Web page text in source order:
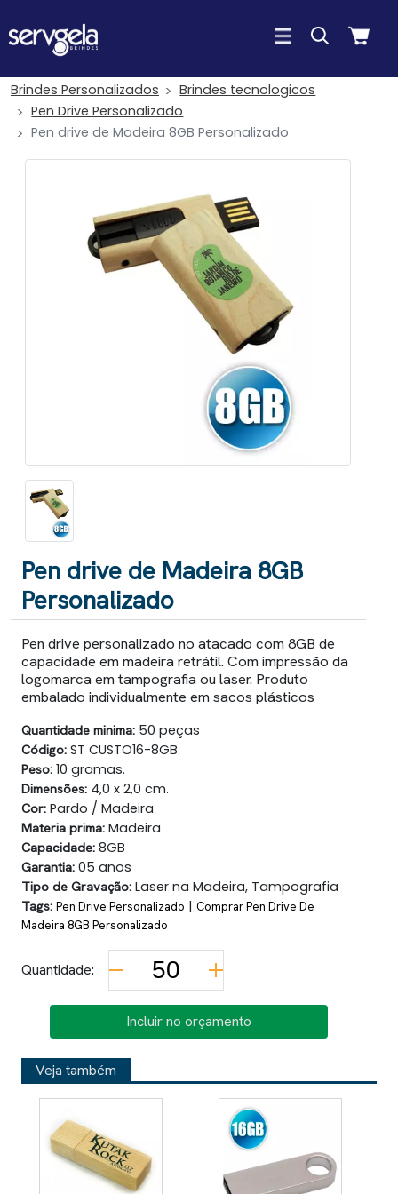
Brindes Personalizados
Brindes tecnologicos
Pen Drive Personalizado
Pen drive de Madeira 8GB Personalizado
Pen drive de Madeira 8GB
Personalizado
Pen drive personalizado no atacado com 8GB de
capacidade em madeira retrátil. Com impressão da
logomarca em tampografia ou laser. Produto
embalado individualmente em sacos plásticos
Quantidade minima: 50 peças
Código: ST CUSTO16-8GB
Peso: 10 gramas.
Dimensões: 4,0 x 2,0 cm.
Cor: Pardo / Madeira
Materia prima: Madeira
Capacidade: 8GB
Garantia: 05 anos
Tipo de Gravação: Laser na Madeira, Tampografia
Tags: Pen Drive Personalizado | Comprar Pen Drive De
Madeira 8GB Personalizado
Quantidade:
Incluir no orçamento
Veja também